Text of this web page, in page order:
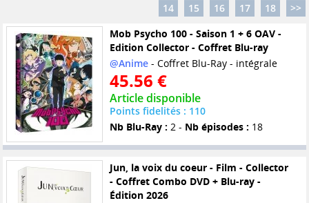
14
15 16 17 18
>>
Mob Psycho 100 - Saison 1 + 6 OAV -
Edition Collector - Coffret Blu-ray
@Anime- Coffret Blu-Ray - intégrale
45.56 €
Article disponible
Points fidelités : 110
Nb Blu-Ray : 2 - Nb épisodes : 18
Jun, la voix du coeur - Film - Collector
- Coffret Combo DVD + Blu-ray -
Édition 2026